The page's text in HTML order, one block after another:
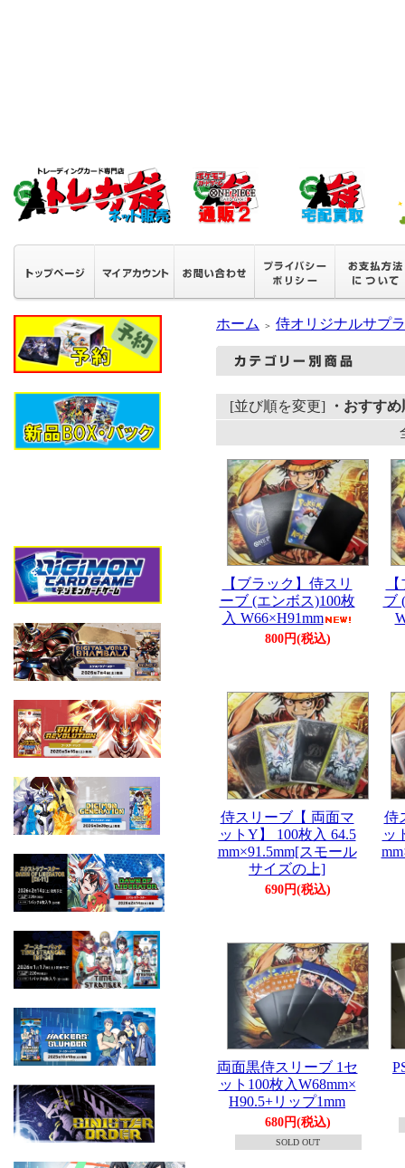
ホーム ＞ 侍オリジナルサプ
[並び順を変更]
・おすすめ
【ブラック】侍スリ
ーブ (エンボス)100枚
入 W66×H91mm
800円(税込)
ブ
侍スリーブ【 両面マ
ットY】 100枚入 64.5
mm×91.5mm[スモール
サイズの上]
690円(税込)
侍
ッ
両面黒侍スリーブ 1セ
ット100枚入W68mm×
H90.5+リップ1mm
680円(税込)
SOLD OUT